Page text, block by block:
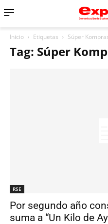
Inicio Etiquetas Súper
Tag: Súper
RSE
Por segundo año
suma a “Un Kilo de